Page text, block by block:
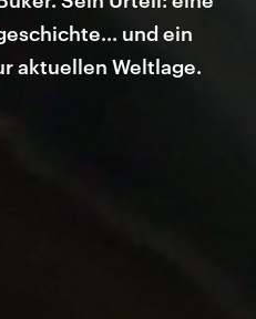
und ein
aktuellen Weltlage.